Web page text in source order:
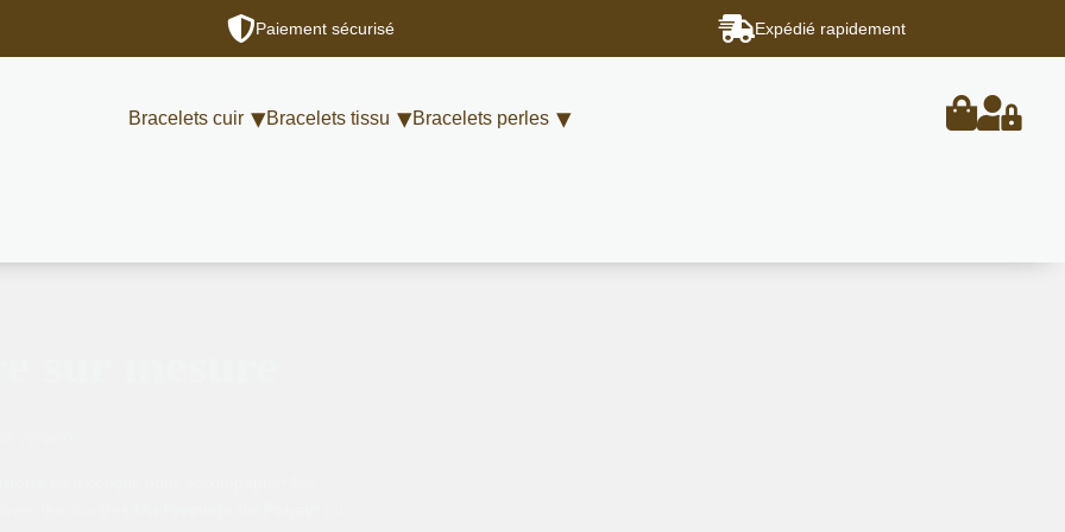
Paiement sécurisé Expédié rapidement
Bracelets cuir Bracelets tissu Bracelets perles